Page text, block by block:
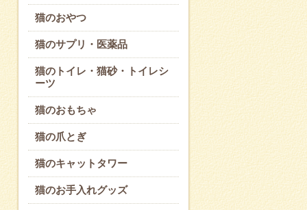
猫のおやつ
猫のサプリ・医薬品
猫のトイレ・猫砂・トイレシ
ーツ
猫のおもちゃ
猫の爪とぎ
猫のキャットタワー
猫のお手入れグッズ